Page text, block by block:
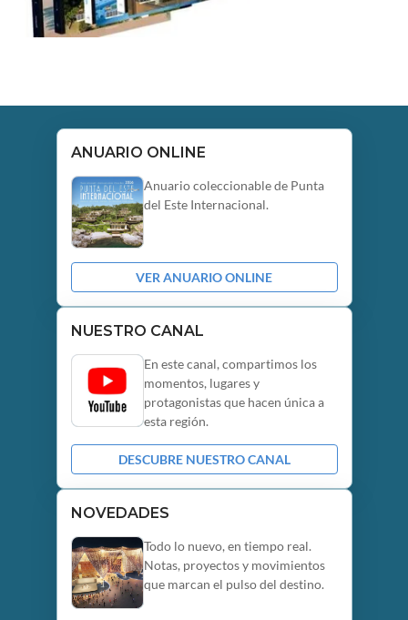
ANUARIO ONLINE
Anuario coleccionable de Punta
del Este Internacional.
VER ANUARIO ONLINE
NUESTRO CANAL
En este canal, compartimos los
momentos, lugares y
protagonistas que hacen única a
esta región.
DESCUBRE NUESTRO CANAL
NOVEDADES
Todo lo nuevo, en tiempo real.
Notas, proyectos y movimientos
que marcan el pulso del destino.